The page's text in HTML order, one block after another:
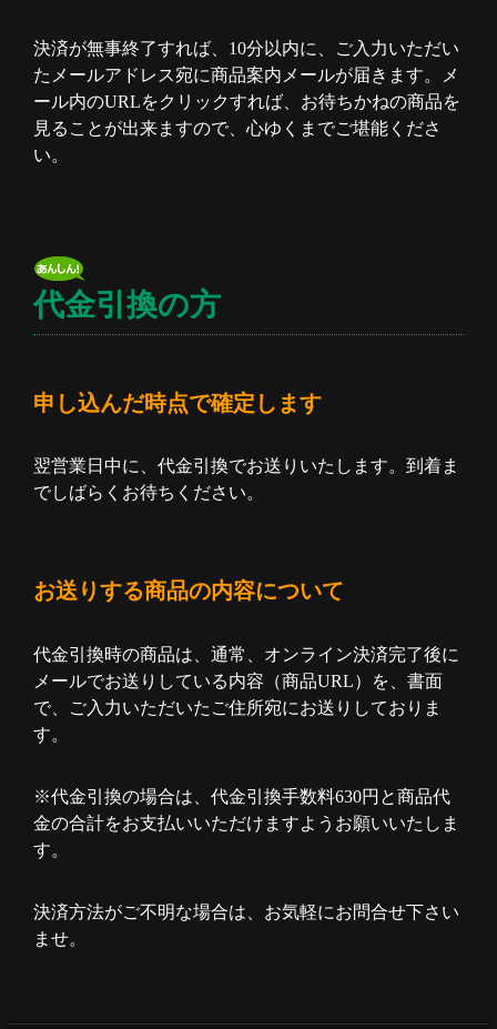
決済が無事終了すれば、10分以内に、ご入力いただい
たメールアドレス宛に商品案内メールが届きます。メ
ール内のURLをクリックすれば、お待ちかねの商品を
見ることが出来ますので、心ゆくまでご堪能くださ
い。
代金引換の方
申し込んだ時点で確定します
翌営業日中に、代金引換でお送りいたします。到着ま
でしばらくお待ちください。
お送りする商品の内容について
代金引換時の商品は、通常、オンライン決済完了後に
メールでお送りしている内容（商品URL）を、書面
で、ご入力いただいたご住所宛にお送りしておりま
す。
※代金引換の場合は、代金引換手数料630円と商品代
金の合計をお支払いいただけますようお願いいたしま
す。
決済方法がご不明な場合は、お気軽にお問合せ下さい
ませ。